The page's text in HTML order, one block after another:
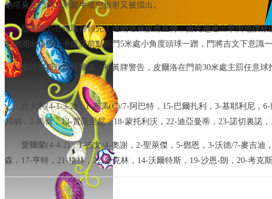
納塔萊在門前12米處半凌空推射又被擋出。
藍軍第35分鐘取得領先！迪納塔萊接應直傳，搶先趟過出擊倒地撲
左側開出角球，卡薩諾前點距門5米處小角度頭球一蹭，門將吉文下意識
安德魯斯踩踏皮爾洛，被黃牌警告，皮爾洛在門前30米處主罰任意
被奧謝擋出。
意大利(4-1-3-2)：1-布馮(C)/7-阿巴特，15-巴爾扎利，3-基耶利尼，
邦納，2-馬喬，13-賈凱里尼，18-蒙托利沃，22-迪亞曼蒂，23-諾切裏諾
愛爾蘭(4-4-2)：1-吉文/4-奧謝，2-聖萊傑，5-鄧恩，3-沃德/7-麥吉
森，17-亨特，21-格林，22-麥克林，14-沃爾特斯，19-沙恩-朗，20-考克